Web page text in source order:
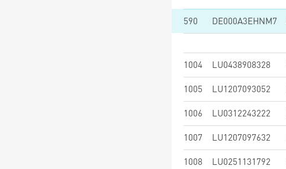
590 DE000A3EHNM7
1004 LU0438908328
1005 LU1207093052
1006 LU0312243222
1007 LU1207097632
1008 LU0251131792